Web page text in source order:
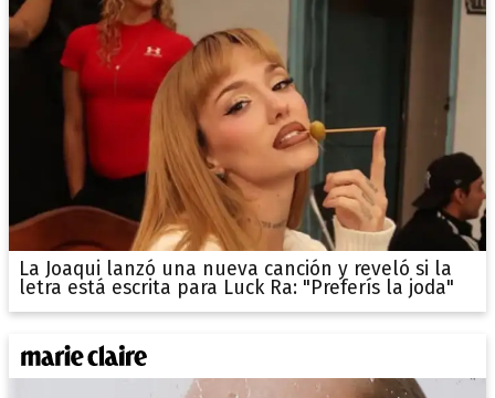
La Joaqui lanzó una nueva canción y reveló si la
letra está escrita para Luck Ra: "Preferís la joda"